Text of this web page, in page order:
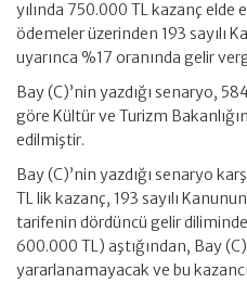
yılında 750.000 TL kazanç elde
ödemeler üzerinden 193 sayılı
uyarınca %17 oranında gelir
Bay (C)’nin yazdığı senaryo,
göre Kültür ve Turizm
edilmiştir.
Bay (C)’nin yazdığı senaryo
TL lik kazanç, 193 sayılı
tarifenin dördüncü gelir
600.000 TL) aştığından, Bay
yararlanamayacak ve bu